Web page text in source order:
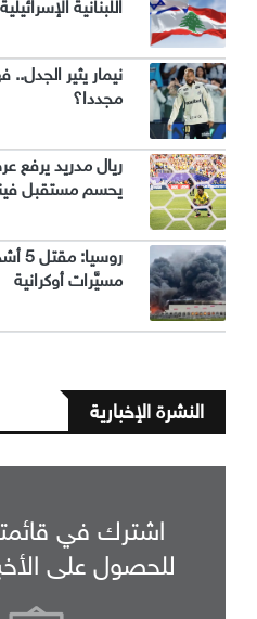
اللبنانية الإسرائيلية
نيمار يثير الجدل..
مجددا؟
ريال مدريد يرفع
يحسم مستقبل
مسيَّرات أوكرانية
النشرة الإخبارية
اشترك في
للحصول على